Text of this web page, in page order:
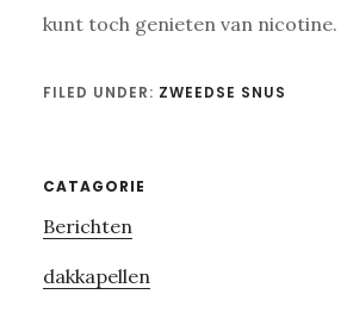
kunt toch genieten van nicotine.
FILED UNDER: ZWEEDSE SNUS
Primary
Sidebar
CATAGORIE
Berichten
dakkapellen